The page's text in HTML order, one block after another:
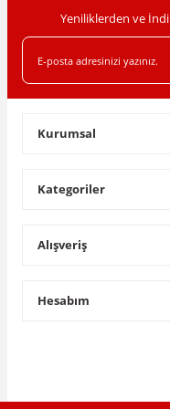
Yeniliklerden ve
Kurumsal
Kategoriler
Alışveriş
Hesabım